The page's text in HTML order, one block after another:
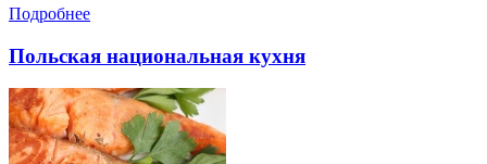
Подробнее
Польская национальная кухня